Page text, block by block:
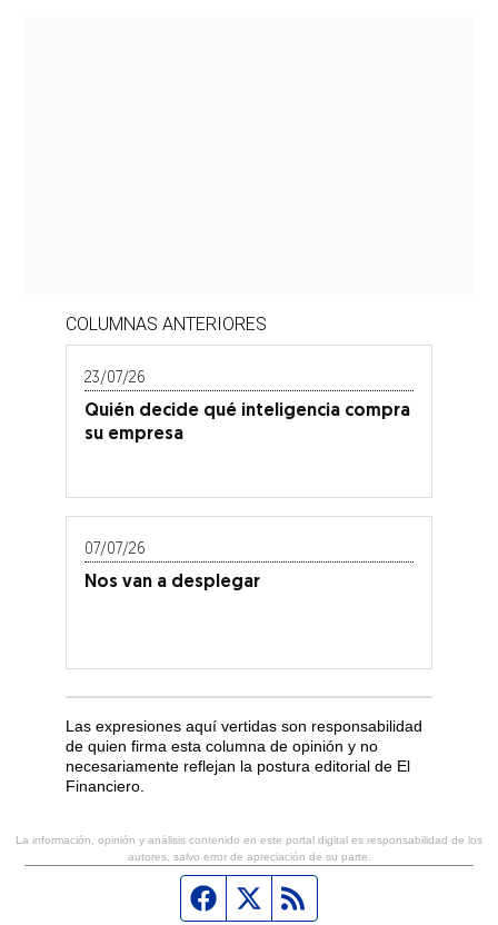
COLUMNAS ANTERIORES
23/07/26
Quién decide qué inteligencia compra
su empresa
07/07/26
Nos van a desplegar
Las expresiones aquí vertidas son responsabilidad
de quien firma esta columna de opinión y no
necesariamente reflejan la postura editorial de El
Financiero.
La información, opinión y análisis contenido en este portal digital es responsabilidad de los
autores, salvo error de apreciación de su parte.
Página de Facebook
Fuente Twitter